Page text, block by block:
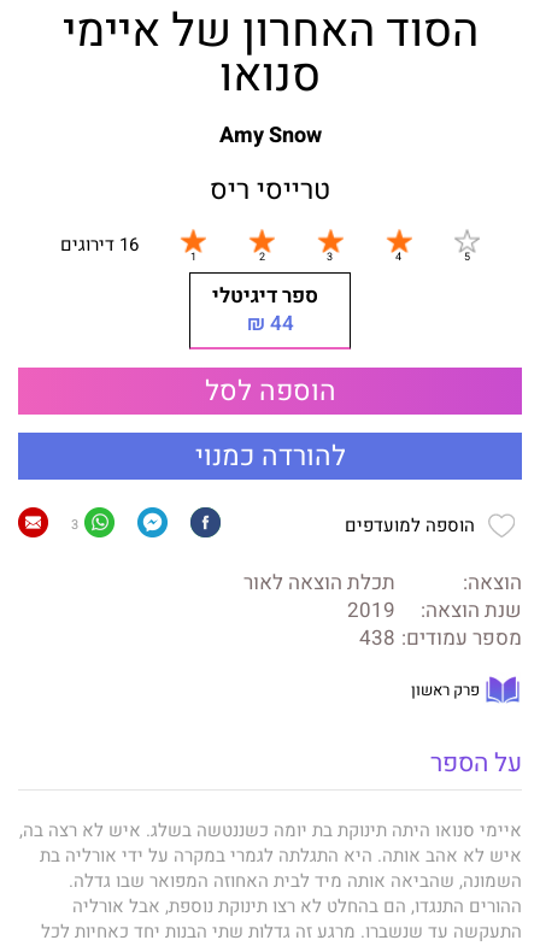
הסוד האחרון של איימי
סנואו
Amy Snow
טרייסי ריס
16 דירוגים
ספר דיגיטלי
44 ₪
הוספה לסל
להורדה כמנוי
הוספה למועדפים 3
הוצאה:
תכלת הוצאה לאור
שנת הוצאה:
2019
מספר עמודים: 438
פרק ראשון
על הספר
איימי סנואו היתה תינוקת בת יומה כשננטשה בשלג. איש לא רצה בה,
איש לא אהב אותה. היא התגלתה לגמרי במקרה על ידי אורליה בת
השמונה, שהביאה אותה מיד לבית האחוזה המפואר שבו גדלה.
ההורים התנגדו, הם בהחלט לא רצו תינוקת נוספת, אבל אורליה
התעקשה עד שנשברו. מרגע זה גדלות שתי הבנות יחד כאחיות לכל